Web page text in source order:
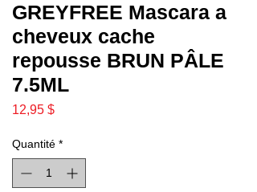
GREYFREE Mascara a
cheveux cache
repousse BRUN PÂLE
7.5ML
12,95 $Prix
Quantité *